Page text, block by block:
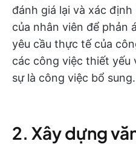
đánh giá lại và xác
của nhân viên để phản
yêu cầu thực tế của
các công việc thiết yếu
sự là công việc bổ sung.
2. Xây dựng